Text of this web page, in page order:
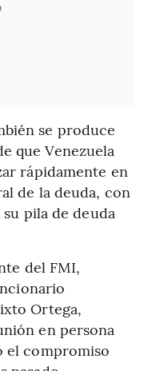
se produce
que Venezuela
rápidamente en
de la deuda, con
pila de deuda
del FMI,
Ortega,
en persona
el compromiso